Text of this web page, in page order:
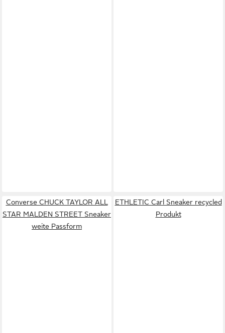
Converse CHUCK TAYLOR ALL
STAR MALDEN STREET Sneaker
weite Passform
ETHLETIC Carl Sneaker recycled
Produkt